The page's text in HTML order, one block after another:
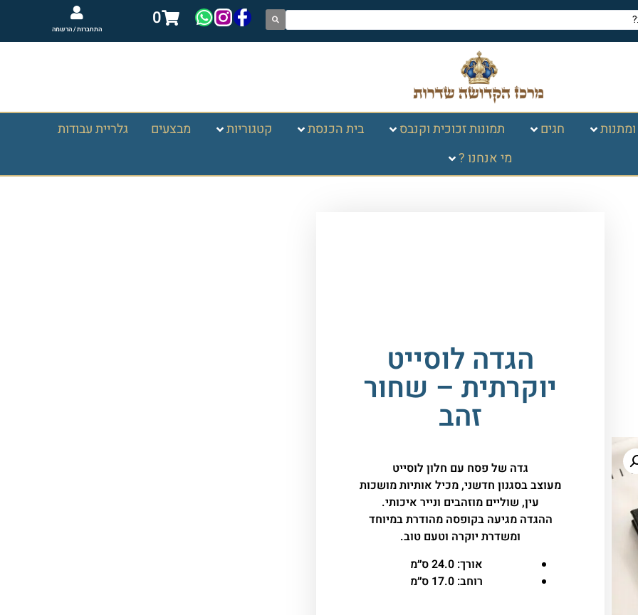
0
התחברות / הרשמה
חגים תמונות זכוכית וקנבס בית הכנסת קטגוריות מבצעים
גלריית עבודות
מי אנחנו ?
הגדה לוסייט
יוקרתית – שחור
זהב
גדה של פסח עם חלון לוסייט
מעוצב בסגנון חדשני, מכיל אותיות מושכות
עין, שוליים מוזהבים ונייר איכותי.
ההגדה מגיעה בקופסה מהודרת במיוחד
ומשדרת יוקרה וטעם טוב.
אורך: 24.0 ס״מ
רוחב: 17.0 ס״מ